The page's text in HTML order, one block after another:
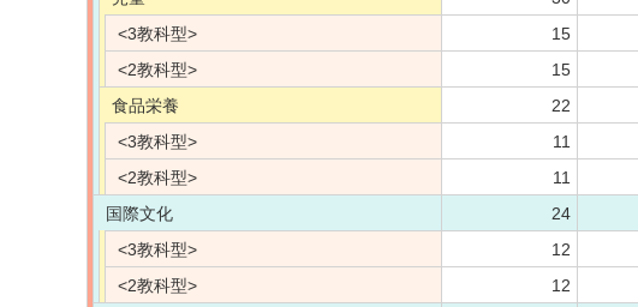
<3教科型>
15
<2教科型>
15
食品栄養
22
<3教科型>
11
<2教科型>
11
国際文化
24
<3教科型>
12
<2教科型>
12